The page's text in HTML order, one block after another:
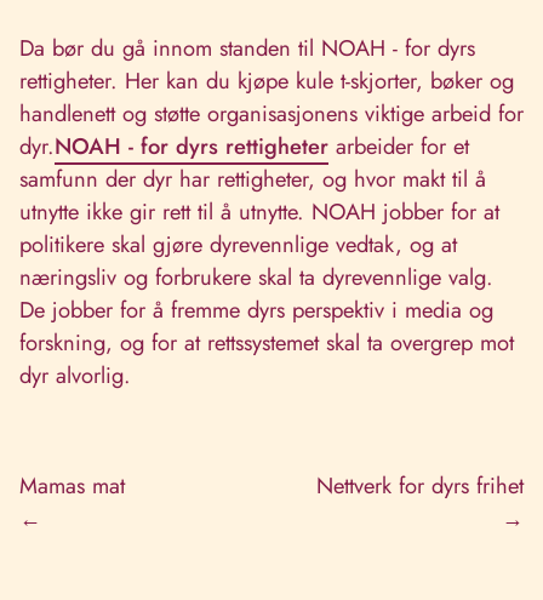
Da bør du gå innom standen til NOAH - for dyrs
rettigheter. Her kan du kjøpe kule t-skjorter, bøker og
handlenett og støtte organisasjonens viktige arbeid for
dyr.NOAH - for dyrs rettigheter arbeider for et
samfunn der dyr har rettigheter, og hvor makt til å
utnytte ikke gir rett til å utnytte. NOAH jobber for at
politikere skal gjøre dyrevennlige vedtak, og at
næringsliv og forbrukere skal ta dyrevennlige valg.
De jobber for å fremme dyrs perspektiv i media og
forskning, og for at rettssystemet skal ta overgrep mot
dyr alvorlig.
Mamas mat
←
Nettverk for dyrs frihet
→